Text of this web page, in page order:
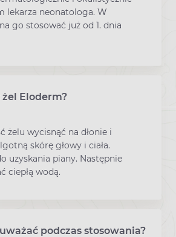
lekarza neonatologa. W
go stosować już od 1. dnia
Eloderm?
żelu wycisnąć na dłonie i
skórę głowy i ciała.
uzyskania piany. Następnie
ciepłą wodą.
podczas stosowania?